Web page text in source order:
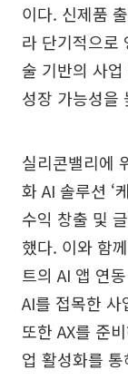
이다. 신제품
라 단기적으로
술 기반의 사
성장 가능성을
실리콘밸리에
화 AI 솔루션 ‘
수익 창출 및
했다. 이와 함
트의 AI 앱 연
AI를 접목한
또한 AX를 준
업 활성화를